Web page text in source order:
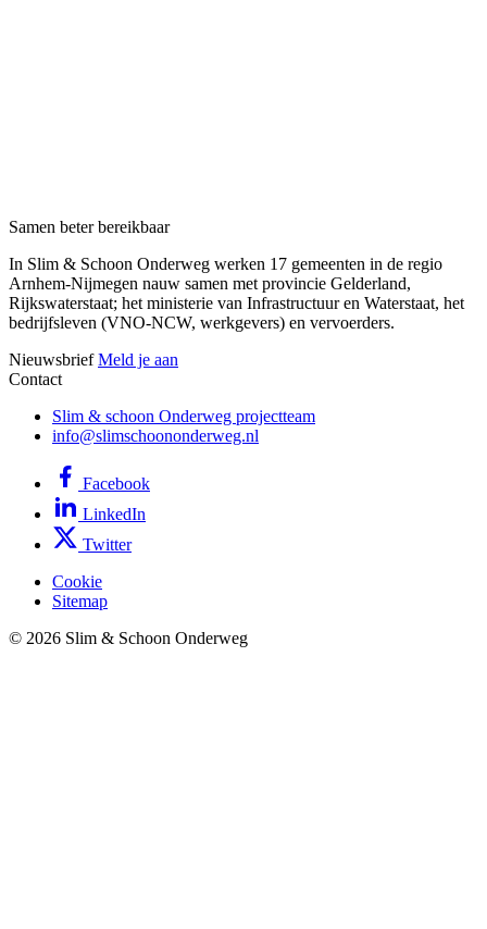
Samen beter bereikbaar
In Slim & Schoon Onderweg werken 17 gemeenten in de regio
Arnhem-Nijmegen nauw samen met provincie Gelderland,
Rijkswaterstaat; het ministerie van Infrastructuur en Waterstaat, het
bedrijfsleven (VNO-NCW, werkgevers) en vervoerders.
Nieuwsbrief Meld je aan
Contact
Slim & schoon Onderweg projectteam
info@slimschoononderweg.nl
Facebook
LinkedIn
Twitter
Cookie
Sitemap
© 2026 Slim & Schoon Onderweg